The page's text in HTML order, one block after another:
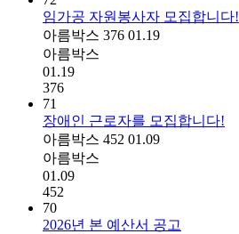
임가공 자원봉사자 모집합니다!
아름박스 376 01.19
아름박스
01.19
376
71
장애인 근로자를 모집합니다!
아름박스 452 01.09
아름박스
01.09
452
70
2026년 본 예산서 공고